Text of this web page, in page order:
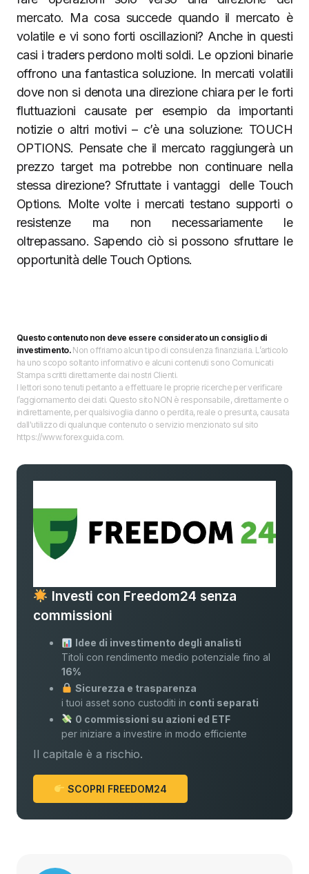
mercato. Ma cosa succede quando il mercato è
volatile e vi sono forti oscillazioni? Anche in questi
casi i traders perdono molti soldi. Le opzioni binarie
offrono una fantastica soluzione. In mercati volatili
dove non si denota una direzione chiara per le forti
fluttuazioni causate per esempio da importanti
notizie o altri motivi – c’è una soluzione: TOUCH
OPTIONS. Pensate che il mercato raggiungerà un
prezzo target ma potrebbe non continuare nella
stessa direzione? Sfruttate i vantaggi delle Touch
Options. Molte volte i mercati testano supporti o
resistenze ma non necessariamente le
oltrepassano. Sapendo ciò si possono sfruttare le
opportunità delle Touch Options.
Questo contenuto non deve essere considerato un consiglio di
investimento.Non offriamo alcun tipo di consulenza finanziaria. L’articolo
ha uno scopo soltanto informativo e alcuni contenuti sono Comunicati
Stampa scritti direttamente dai nostri Clienti.
I lettori sono tenuti pertanto a effettuare le proprie ricerche per verificare
l’aggiornamento dei dati. Questo sito NON è responsabile, direttamente o
indirettamente, per qualsivoglia danno o perdita, reale o presunta, causata
dall'utilizzo di qualunque contenuto o servizio menzionato sul sito
https://www.forexguida.com.
Investi con Freedom24 senza
commissioni
Idee di investimento degli analisti
Titoli con rendimento medio potenziale fino al
16%
Sicurezza e trasparenza
i tuoi asset sono custoditi in conti separati
0 commissioni su azioni ed ETF
per iniziare a investire in modo efficiente
Il capitale è a rischio.
SCOPRI FREEDOM24